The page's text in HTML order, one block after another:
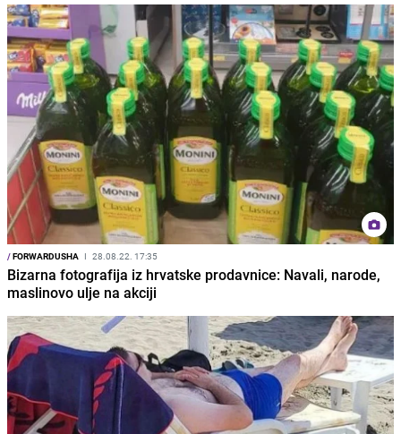
/FORWARDUSHA I 28.08.22. 17:35
Bizarna fotografija iz hrvatske prodavnice: Navali, narode,
maslinovo ulje na akciji